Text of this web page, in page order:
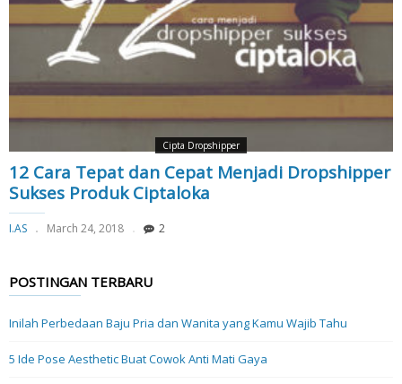
Cipta Dropshipper
12 Cara Tepat dan Cepat Menjadi Dropshipper
Sukses Produk Ciptaloka
I.AS March 24, 2018 2
POSTINGAN TERBARU
Inilah Perbedaan Baju Pria dan Wanita yang Kamu Wajib Tahu
5 Ide Pose Aesthetic Buat Cowok Anti Mati Gaya